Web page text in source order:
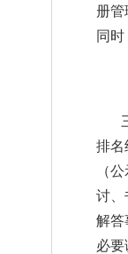
册
同
排名
（
讨、
解答
必